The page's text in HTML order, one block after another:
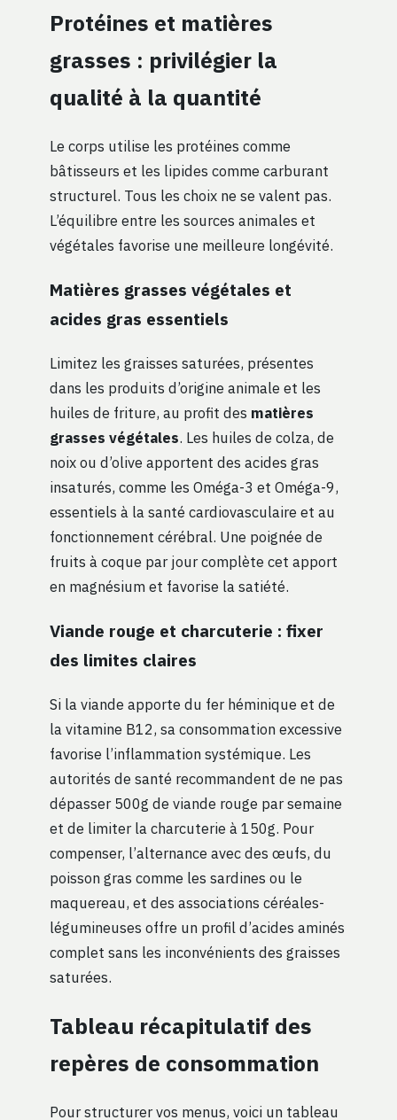
Protéines et matières
grasses : privilégier la
qualité à la quantité
Le corps utilise les protéines comme
bâtisseurs et les lipides comme carburant
structurel. Tous les choix ne se valent pas.
L’équilibre entre les sources animales et
végétales favorise une meilleure longévité.
Matières grasses végétales et
acides gras essentiels
Limitez les graisses saturées, présentes
dans les produits d’origine animale et les
huiles de friture, au profit des matières
grasses végétales. Les huiles de colza, de
noix ou d’olive apportent des acides gras
insaturés, comme les Oméga-3 et Oméga-9,
essentiels à la santé cardiovasculaire et au
fonctionnement cérébral. Une poignée de
fruits à coque par jour complète cet apport
en magnésium et favorise la satiété.
Viande rouge et charcuterie : fixer
des limites claires
Si la viande apporte du fer héminique et de
la vitamine B12, sa consommation excessive
favorise l’inflammation systémique. Les
autorités de santé recommandent de ne pas
dépasser 500g de viande rouge par semaine
et de limiter la charcuterie à 150g. Pour
compenser, l’alternance avec des œufs, du
poisson gras comme les sardines ou le
maquereau, et des associations céréales-
légumineuses offre un profil d’acides aminés
complet sans les inconvénients des graisses
saturées.
Tableau récapitulatif des
repères de consommation
Pour structurer vos menus, voici un tableau